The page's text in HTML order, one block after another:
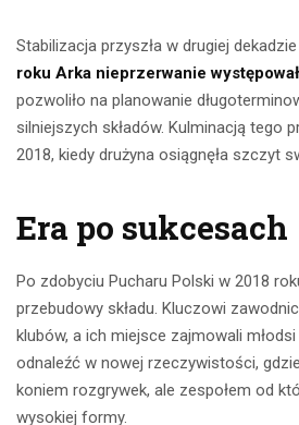
Stabilizacja przyszła w drugiej dekadzie
roku Arka nieprzerwanie
pozwoliło na planowanie
silniejszych składów. Kulminacją tego
2018, kiedy drużyna osiągnęła szczyt
Era po sukcesach
Po zdobyciu Pucharu Polski w 2018
przebudowy składu. Kluczowi
klubów, a ich miejsce zajmowali młodsi
odnaleźć w nowej rzeczywistości,
koniem rozgrywek, ale zespołem od
wysokiej formy.